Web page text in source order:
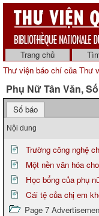
Trang chủ
Thư viện báo chí của Thư
Phụ Nữ Tân Văn,
Số báo
Nội dung
Trường công nghệ
Một nền văn hóa
Học bổng của phụ
Cái tệ của chị em
Page 7